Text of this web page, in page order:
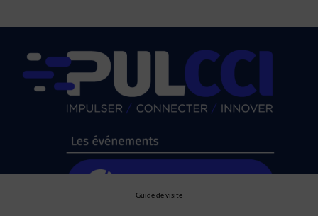
Guide de visite